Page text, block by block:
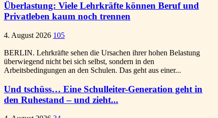
Überlastung: Viele Lehrkräfte können Beruf und
Privatleben kaum noch trennen
4. August 2026 105
BERLIN. Lehrkräfte sehen die Ursachen ihrer hohen Belastung
überwiegend nicht bei sich selbst, sondern in den
Arbeitsbedingungen an den Schulen. Das geht aus einer...
Und tschüss… Eine Schulleiter-Generation geht in
den Ruhestand – und zieht...